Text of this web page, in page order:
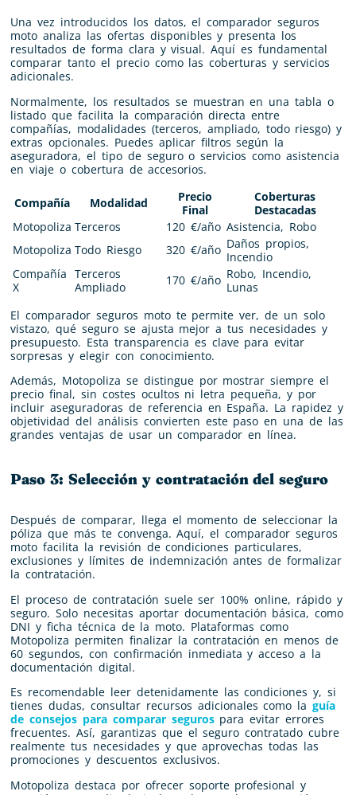
Una vez introducidos los datos, el comparador seguros
moto analiza las ofertas disponibles y presenta los
resultados de forma clara y visual. Aquí es fundamental
comparar tanto el precio como las coberturas y servicios
adicionales.
Normalmente, los resultados se muestran en una tabla o
listado que facilita la comparación directa entre
compañías, modalidades (terceros, ampliado, todo riesgo) y
extras opcionales. Puedes aplicar filtros según la
aseguradora, el tipo de seguro o servicios como asistencia
en viaje o cobertura de accesorios.
Compañía Modalidad
Precio
Final
Coberturas
Destacadas
Motopoliza Terceros 120 €/año Asistencia, Robo
Motopoliza Todo Riesgo 320 €/año Daños propios,
Incendio
Compañía
X
Terceros
Ampliado
170 €/año Robo, Incendio,
Lunas
El comparador seguros moto te permite ver, de un solo
vistazo, qué seguro se ajusta mejor a tus necesidades y
presupuesto. Esta transparencia es clave para evitar
sorpresas y elegir con conocimiento.
Además, Motopoliza se distingue por mostrar siempre el
precio final, sin costes ocultos ni letra pequeña, y por
incluir aseguradoras de referencia en España. La rapidez y
objetividad del análisis convierten este paso en una de las
grandes ventajas de usar un comparador en línea.
Paso 3: Selección y contratación del seguro
Después de comparar, llega el momento de seleccionar la
póliza que más te convenga. Aquí, el comparador seguros
moto facilita la revisión de condiciones particulares,
exclusiones y límites de indemnización antes de formalizar
la contratación.
El proceso de contratación suele ser 100% online, rápido y
seguro. Solo necesitas aportar documentación básica, como
DNI y ficha técnica de la moto. Plataformas como
Motopoliza permiten finalizar la contratación en menos de
60 segundos, con confirmación inmediata y acceso a la
documentación digital.
Es recomendable leer detenidamente las condiciones y, si
tienes dudas, consultar recursos adicionales como laguía
de consejos para comparar segurospara evitar errores
frecuentes. Así, garantizas que el seguro contratado cubre
realmente tus necesidades y que aprovechas todas las
promociones y descuentos exclusivos.
Motopoliza destaca por ofrecer soporte profesional y